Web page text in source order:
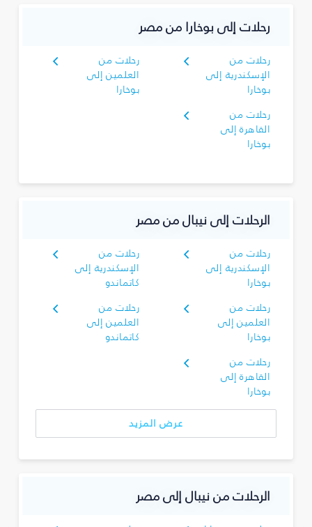
رحلات إلى بوخارا من مصر
رحلات من
الإسكندرية إلى
بوخارا
رحلات من
العلمين إلى
بوخارا
رحلات من
القاهرة إلى
بوخارا
الرحلات إلى نيبال من مصر
رحلات من
الإسكندرية إلى
بوخارا
رحلات من
الإسكندرية إلى
كاتماندو
رحلات من
العلمين إلى
بوخارا
رحلات من
العلمين إلى
كاتماندو
رحلات من
القاهرة إلى
بوخارا
عرض المزيد
الرحلات من نيبال إلى مصر